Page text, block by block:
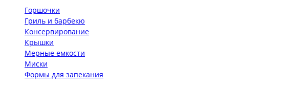
Горшочки
Гриль и барбекю
Консервирование
Крышки
Мерные емкости
Миски
Формы для запекания